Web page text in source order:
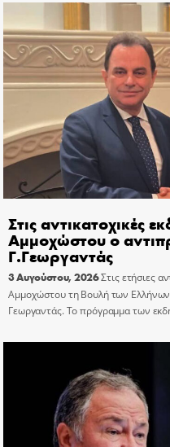
Στις αντικατοχικές
Αμμοχώστου ο
Γ.Γεωργαντάς
3 Αυγούστου, 2026Στις ετήσιες
Αμμοχώστου τη Βουλή των
Γεωργαντάς. Το πρόγραμμα των